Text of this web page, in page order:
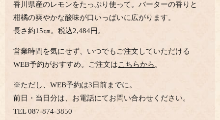
香川県産のレモンをたっぷり使って。バーターの香りと
柑橘の爽やかな酸味が口いっぱいに広がります。
長さ約15㎝。税込2,484円。
営業時間を気にせず、いつでもご注文していただける
WEB予約がおすすめ。ご注文はこちらから 。
※ただし、WEB予約は3日前までに。
前日・当日分は、お電話にてお問い合わせください。
TEL 087-874-3850